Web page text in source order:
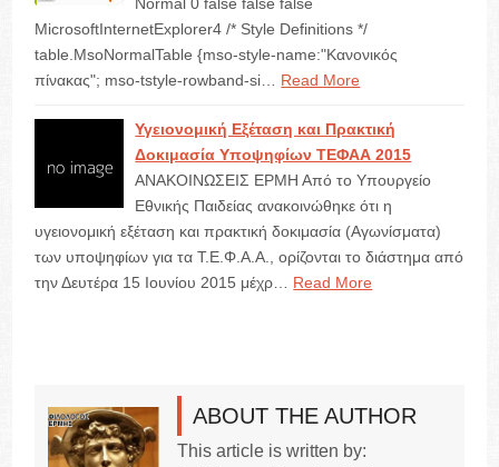
MicrosoftInternetExplorer4 /* Style Definitions */
table.MsoNormalTable {mso-style-name:"Κανονικός
πίνακας"; mso-tstyle-rowband-si…
Read More
Υγειονομική Εξέταση και Πρακτική
Δοκιμασία Υποψηφίων ΤΕΦΑΑ 2015
ΑΝΑΚΟΙΝΩΣΕΙΣ ΕΡΜΗ Από το Υπουργείο
Εθνικής Παιδείας ανακοινώθηκε ότι η
υγειονομική εξέταση και πρακτική δοκιμασία (Αγωνίσματα)
των υποψηφίων για τα Τ.Ε.Φ.Α.Α., ορίζονται το διάστημα από
την Δευτέρα 15 Ιουνίου 2015 μέχρ…
Read More
ABOUT THE AUTHOR
This article is written by: